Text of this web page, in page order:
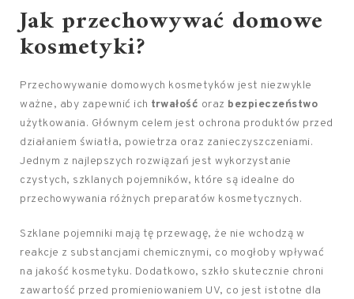
Jak przechowywać domowe
kosmetyki?
Przechowywanie domowych kosmetyków jest niezwykle
ważne, aby zapewnić ich trwałość oraz bezpieczeństwo
użytkowania. Głównym celem jest ochrona produktów przed
działaniem światła, powietrza oraz zanieczyszczeniami.
Jednym z najlepszych rozwiązań jest wykorzystanie
czystych, szklanych pojemników, które są idealne do
przechowywania różnych preparatów kosmetycznych.
Szklane pojemniki mają tę przewagę, że nie wchodzą w
reakcje z substancjami chemicznymi, co mogłoby wpływać
na jakość kosmetyku. Dodatkowo, szkło skutecznie chroni
zawartość przed promieniowaniem UV, co jest istotne dla